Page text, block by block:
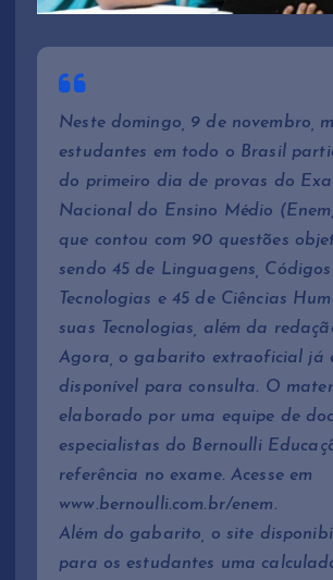
Neste domingo, 9 de novembro,
estudantes em todo o Brasil
do primeiro dia de provas do
Nacional do Ensino Médio
que contou com 90 questões
sendo 45 de Linguagens, Códigos
Tecnologias e 45 de Ciências
suas Tecnologias, além da
Agora, o gabarito extraoficial já
disponível para consulta. O
elaborado por uma equipe de
especialistas do Bernoulli
referência no exame. Acesse em
www.bernoulli.com.br/enem.
Além do gabarito, o site
para os estudantes uma